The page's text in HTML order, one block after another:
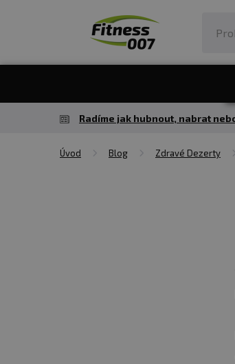
Radíme jak hubnout, nabrat
Úvod Blog Zdravé Dezerty